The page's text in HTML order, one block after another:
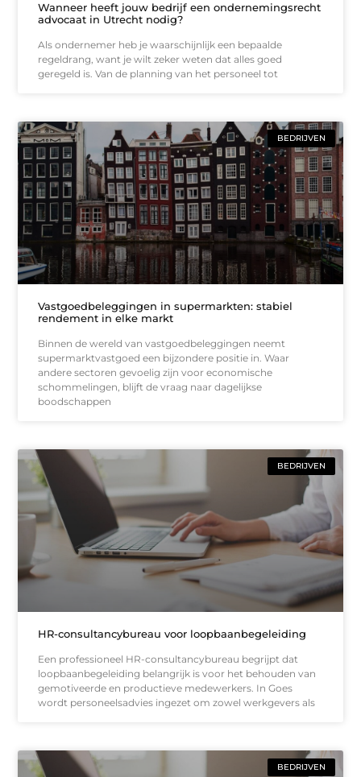
Wanneer heeft jouw bedrijf een ondernemingsrecht
advocaat in Utrecht nodig?
Als ondernemer heb je waarschijnlijk een bepaalde
regeldrang, want je wilt zeker weten dat alles goed
geregeld is. Van de planning van het personeel tot
BEDRIJVEN
Vastgoedbeleggingen in supermarkten: stabiel
rendement in elke markt
Binnen de wereld van vastgoedbeleggingen neemt
supermarktvastgoed een bijzondere positie in. Waar
andere sectoren gevoelig zijn voor economische
schommelingen, blijft de vraag naar dagelijkse
boodschappen
BEDRIJVEN
HR-consultancybureau voor loopbaanbegeleiding
Een professioneel HR-consultancybureau begrijpt dat
loopbaanbegeleiding belangrijk is voor het behouden van
gemotiveerde en productieve medewerkers. In Goes
wordt personeelsadvies ingezet om zowel werkgevers als
BEDRIJVEN